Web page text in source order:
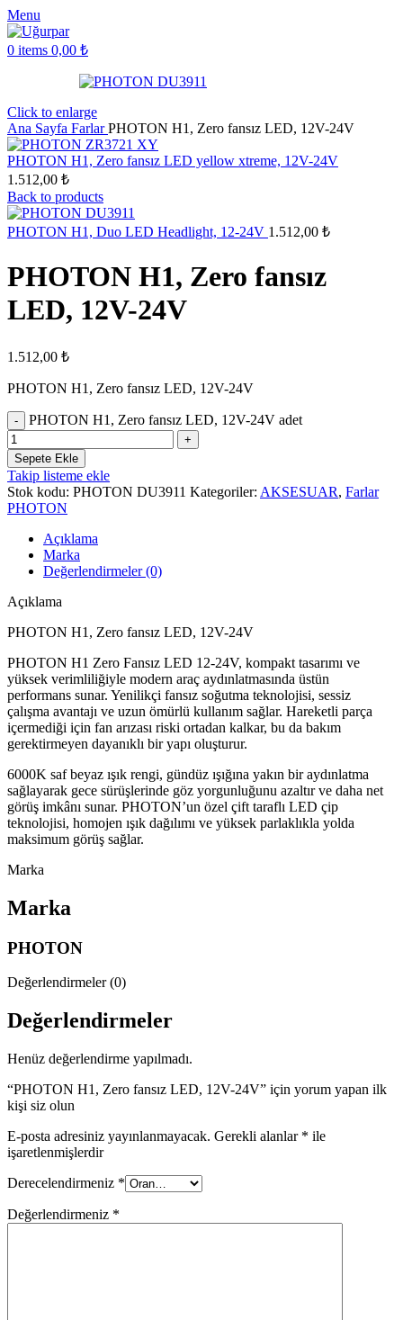
Menu
0 items 0,00 ₺
Click to enlarge
Ana Sayfa FarlarPHOTON H1, Zero fansız LED, 12V-24V
PHOTON H1, Zero fansız LED yellow xtreme, 12V-24V
1.512,00 ₺
Back to products
PHOTON H1, Duo LED Headlight, 12-24V 1.512,00 ₺
PHOTON H1, Zero fansız
LED, 12V-24V
1.512,00 ₺
PHOTON H1, Zero fansız LED, 12V-24V
PHOTON H1, Zero fansız LED, 12V-24V adet
Sepete Ekle
Takip listeme ekle
Stok kodu: PHOTON DU3911 Kategoriler: AKSESUAR, Farlar
PHOTON
Açıklama
Marka
Değerlendirmeler (0)
Açıklama
PHOTON H1, Zero fansız LED, 12V-24V
PHOTON H1 Zero Fansız LED 12-24V, kompakt tasarımı ve
yüksek verimliliğiyle modern araç aydınlatmasında üstün
performans sunar. Yenilikçi fansız soğutma teknolojisi, sessiz
çalışma avantajı ve uzun ömürlü kullanım sağlar. Hareketli parça
içermediği için fan arızası riski ortadan kalkar, bu da bakım
gerektirmeyen dayanıklı bir yapı oluşturur.
6000K saf beyaz ışık rengi, gündüz ışığına yakın bir aydınlatma
sağlayarak gece sürüşlerinde göz yorgunluğunu azaltır ve daha net
görüş imkânı sunar. PHOTON’un özel çift taraflı LED çip
teknolojisi, homojen ışık dağılımı ve yüksek parlaklıkla yolda
maksimum görüş sağlar.
Marka
Marka
PHOTON
Değerlendirmeler (0)
Değerlendirmeler
Henüz değerlendirme yapılmadı.
“PHOTON H1, Zero fansız LED, 12V-24V” için yorum yapan ilk
kişi siz olun
E-posta adresiniz yayınlanmayacak. Gerekli alanlar * ile
işaretlenmişlerdir
Derecelendirmeniz *
Değerlendirmeniz *